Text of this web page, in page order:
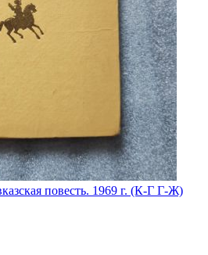
повесть. 1969 г. (К-Г Г-Ж)